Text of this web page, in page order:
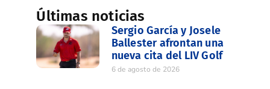
Últimas noticias
Sergio García y Josele
Ballester afrontan una
nueva cita del LIV Golf
6 de agosto de 2026